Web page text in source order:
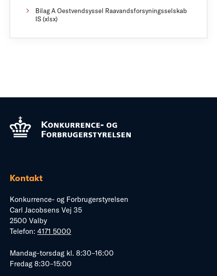
Bilag A Oestvendsyssel Raavandsforsyningsselskab
IS (xlsx)
Kontakt
Konkurrence- og Forbrugerstyrelsen
Carl Jacobsens Vej 35
2500 Valby
Telefon: 4171 5000
Mandag–torsdag kl. 8:30–16:00
Fredag 8:30–15:00